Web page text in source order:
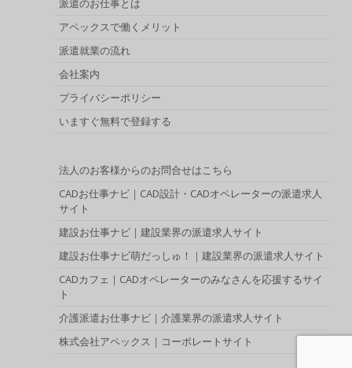
派遣のお仕事とは
アペックスで働くメリット
派遣就業の流れ
会社案内
プライバシーポリシー
いますぐ無料で登録する
法人のお客様からのお問合せはこちら
CADお仕事ナビ｜CAD設計・CADオペレーターの派遣求人
サイト
建設お仕事ナビ｜建設業界の派遣求人サイト
建設お仕事ナビ萌だっしゅ！｜建設業界の派遣求人サイト
CADカフェ｜CADオペレーターのみなさんを応援するサイ
ト
介護派遣お仕事ナビ｜介護業界の派遣求人サイト
株式会社アペックス｜コーポレートサイト